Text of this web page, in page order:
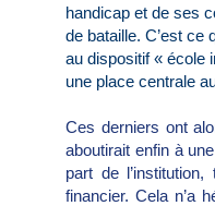
handicap et de ses
de bataille. C’est ce
au dispositif « école
une place centrale
Ces derniers ont
aboutirait enfin à
part de
financier. Cela n’a